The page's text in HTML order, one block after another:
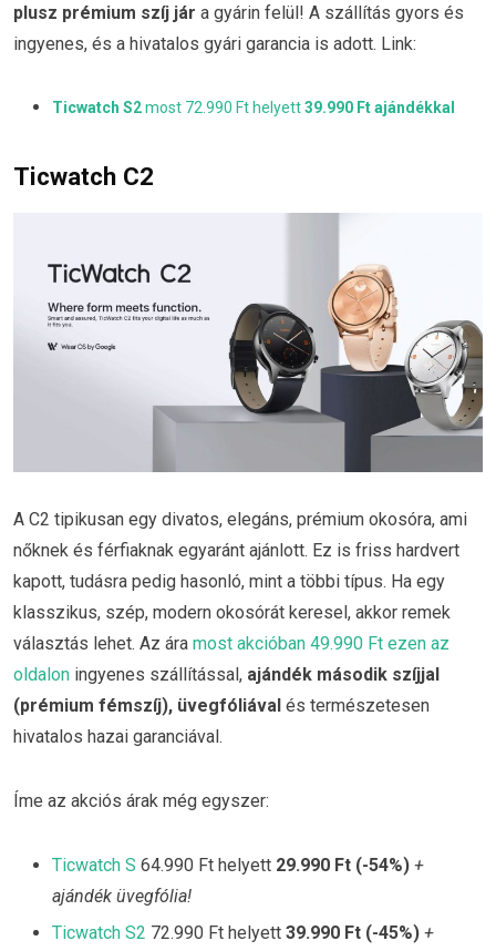
plusz prémium szíj jár a gyárin felül! A szállítás gyors és
ingyenes, és a hivatalos gyári garancia is adott. Link:
Ticwatch S2most 72.990 Ft helyett39.990 Ft ajándékkal
Ticwatch C2
A C2 tipikusan egy divatos, elegáns, prémium okosóra, ami
nőknek és férfiaknak egyaránt ajánlott. Ez is friss hardvert
kapott, tudásra pedig hasonló, mint a többi típus. Ha egy
klasszikus, szép, modern okosórát keresel, akkor remek
választás lehet. Az ára most akcióban 49.990 Ft ezen az
oldalon ingyenes szállítással, ajándék második szíjjal
(prémium fémszíj), üvegfóliával és természetesen
hivatalos hazai garanciával.
Íme az akciós árak még egyszer:
Ticwatch S 64.990 Ft helyett 29.990 Ft (-54%) +
ajándék üvegfólia!
Ticwatch S2 72.990 Ft helyett 39.990 Ft (-45%) +